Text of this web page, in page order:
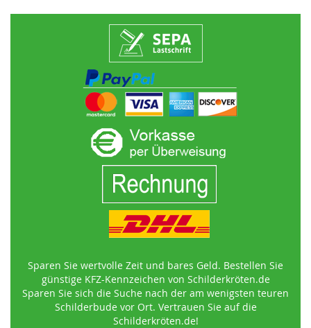
Sparen Sie wertvolle Zeit und bares Geld. Bestellen Sie
günstige KFZ-Kennzeichen von Schilderkröten.de
Sparen Sie sich die Suche nach der am wenigsten teuren
Schilderbude vor Ort. Vertrauen Sie auf die
Schilderkröten.de!